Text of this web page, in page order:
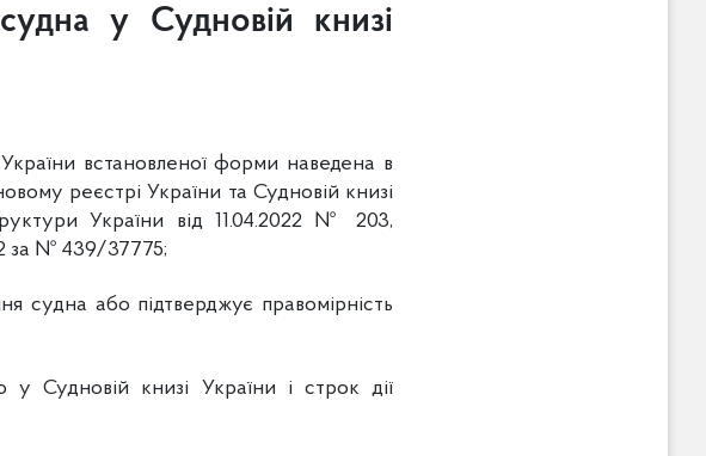
у Судновій книзі
встановленої форми наведена в
реєстрі України та Судновій книзі
України від 11.04.2022 № 203,
за № 439/37775;
судна або підтверджує правомірність
Судновій книзі України і строк дії